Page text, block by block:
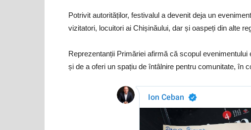
Potrivit autorităților, festivalul a devenit deja un
vizitatori, locuitori ai Chișinăului, dar și oaspeți din alte
Reprezentanții Primăriei afirmă că scopul
și de a oferi un spațiu de întâlnire pentru comunitate, în